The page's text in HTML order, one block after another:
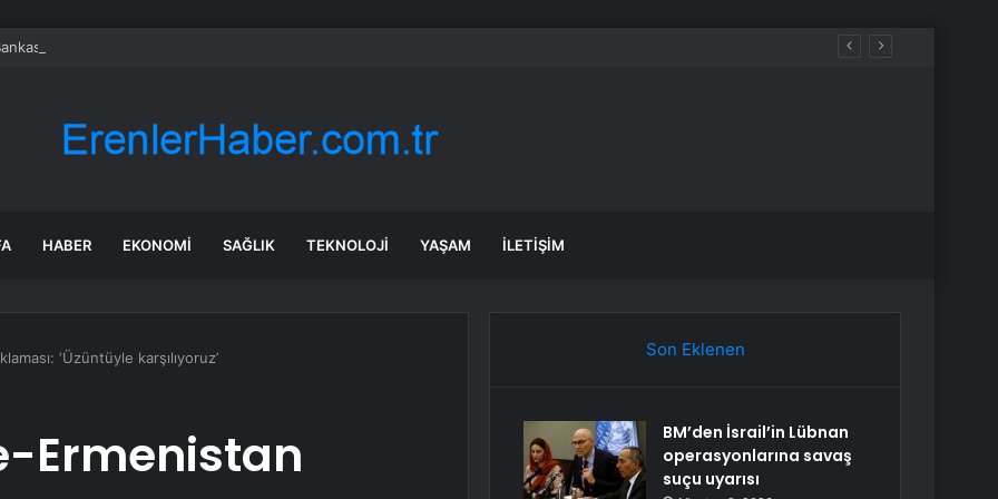
açıkladı: Tüm banknotlar değişiyor
HABER EKONOMI SAĞLIK TEKNOLOJI YAŞAM İLETIŞIM
‘Üzüntüyle karşılıyoruz’
Ermenistan
Son Eklenen
BM’den İsrail’in Lübnan
operasyonlarına savaş
suçu uyarısı